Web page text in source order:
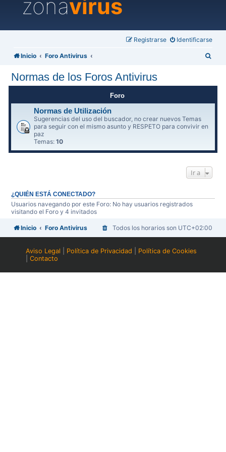
zonavirus
Identificarse
Registrarse
Inicio Foro Antivirus
Normas de los Foros Antivirus
Foro
Normas de Utilización
Sugerencias del uso del buscador, no crear nuevos Temas
para seguir con el mismo asunto y RESPETO para convivir en
paz
Temas:10
Ir a
¿QUIÉN ESTÁ CONECTADO?
Usuarios navegando por este Foro: No hay usuarios registrados
visitando el Foro y 4 invitados
Inicio Foro Antivirus Todos los horarios son UTC+02:00
Aviso Legal Política de Privacidad
Política de Cookies
|Contacto